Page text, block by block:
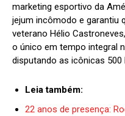
marketing esportivo da
jejum incômodo e garantiu
veterano Hélio
o único em tempo integral
disputando as icônicas 500
Leia também:
22 anos de presença: